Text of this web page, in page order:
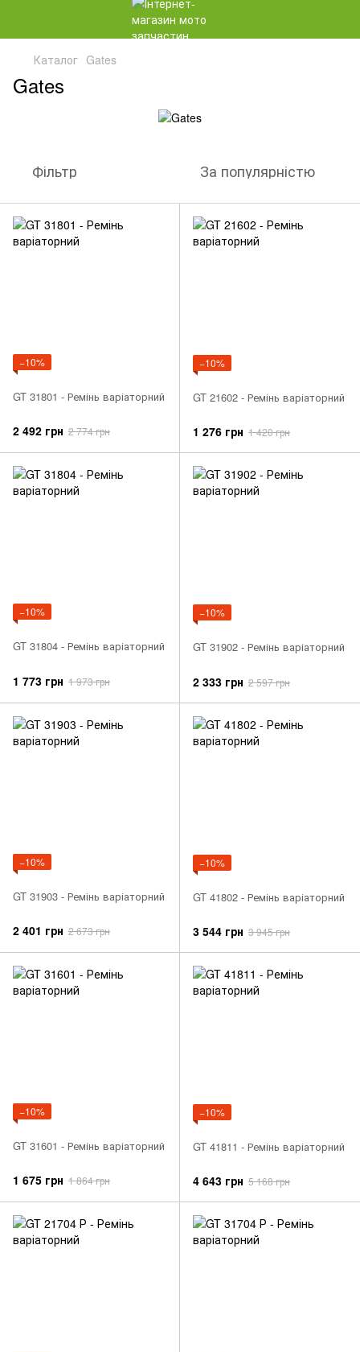
Каталог Gates
Gates
Фільтр За популярністю
−10%
GT 31801 - Ремінь варіаторний
2 492 грн 2 774 грн
−10%
GT 21602 - Ремінь варіаторний
1 276 грн 1 420 грн
−10%
GT 31804 - Ремінь варіаторний
1 773 грн 1 973 грн
−10%
GT 31902 - Ремінь варіаторний
2 333 грн 2 597 грн
−10%
GT 31903 - Ремінь варіаторний
2 401 грн 2 673 грн
−10%
GT 41802 - Ремінь варіаторний
3 544 грн 3 945 грн
−10%
GT 31601 - Ремінь варіаторний
1 675 грн 1 864 грн
−10%
GT 41811 - Ремінь варіаторний
4 643 грн 5 168 грн